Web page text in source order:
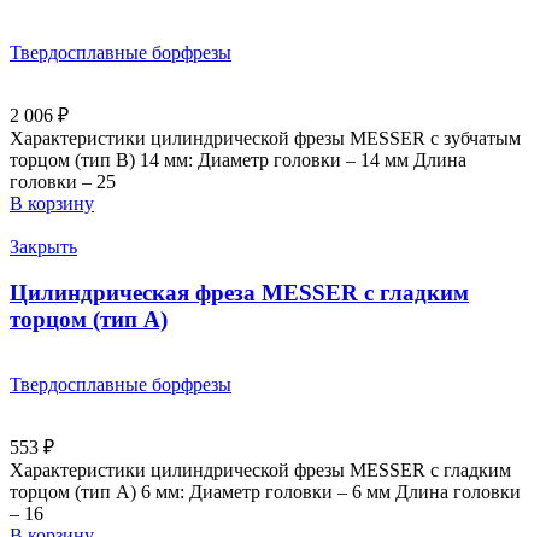
Твердосплавные борфрезы
2 006 ₽
Характеристики цилиндрической фрезы MESSER с зубчатым
торцом (тип B) 14 мм: Диаметр головки – 14 мм Длина
головки – 25
В корзину
Закрыть
Цилиндрическая фреза MESSER с гладким
торцом (тип A)
Твердосплавные борфрезы
553 ₽
Характеристики цилиндрической фрезы MESSER с гладким
торцом (тип А) 6 мм: Диаметр головки – 6 мм Длина головки
– 16